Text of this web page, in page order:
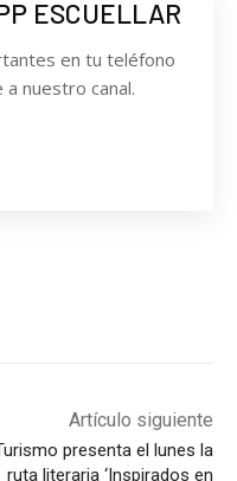
ESCUELLAR
en tu teléfono
nuestro canal.
Artículo siguiente
presenta el lunes la
ruta literaria ‘Inspirados en